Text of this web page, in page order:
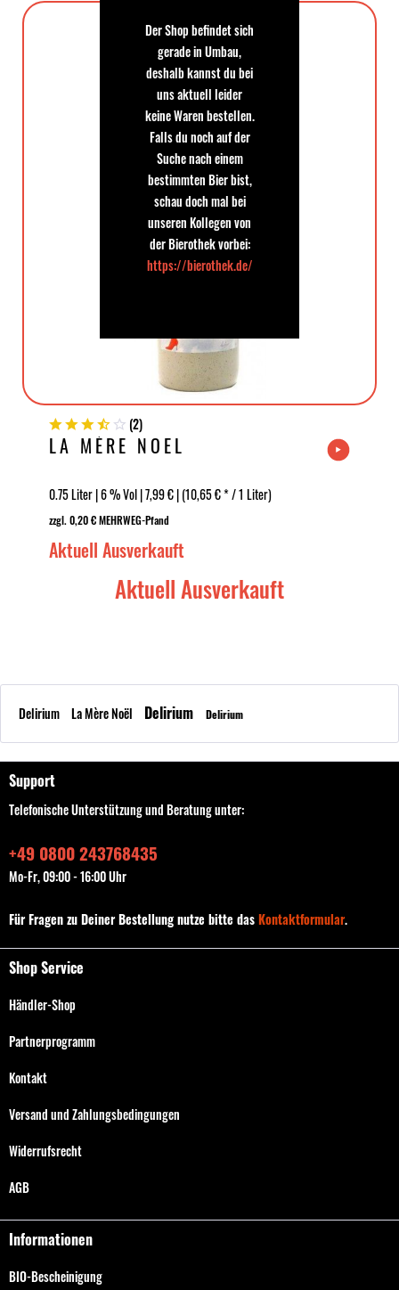
Bierstil: Porter
(2)
LA MÈRE NOËL
0.75 Liter | 6 % Vol | 7,99 € | (10,65 € * / 1 Liter)
zzgl. 0,20 € MEHRWEG-Pfand
Aktuell Ausverkauft
Aktuell Ausverkauft
Delirium La Mère Noël Delirium Delirium
Support
Telefonische Unterstützung und Beratung unter:
+49 0800 243768435
Mo-Fr, 09:00 - 16:00 Uhr
Für Fragen zu Deiner Bestellung nutze bitte dasKontaktformular.
Shop Service
Händler-Shop
Partnerprogramm
Kontakt
Versand und Zahlungsbedingungen
Widerrufsrecht
AGB
Informationen
BIO-Bescheinigung
Der Shop befindet sich
gerade in Umbau,
deshalb kannst du bei
uns aktuell leider
keine Waren bestellen.
Falls du noch auf der
Suche nach einem
bestimmten Bier bist,
schau doch mal bei
unseren Kollegen von
der Bierothek vorbei:
https://bierothek.de/